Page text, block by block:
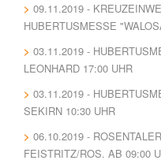
09.11.2019 -
HUBERTUSMESSE
03.11.2019 -
LEONHARD 17:00 UHR
03.11.2019 -
SEKIRN 10:30 UHR
06.10.2019 -
FEISTRITZ/ROS. AB 09:00